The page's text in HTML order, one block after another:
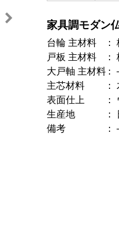
家具調モダン
台輪 主材料
戸板 主材料
大戸軸 主材料
主芯材料
表面仕上
生産地
備考